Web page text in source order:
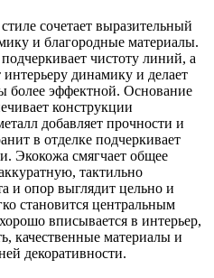
сочетает выразительный
и благородные материалы.
чистоту линий, а
интерьеру динамику и делает
более эффектной. Основание
конструкции
добавляет прочности и
в отделке подчеркивает
Экокожа смягчает общее
тактильно
и опор выглядит цельно и
становится центральным
вписывается в интерьер,
качественные материалы и
декоративности.